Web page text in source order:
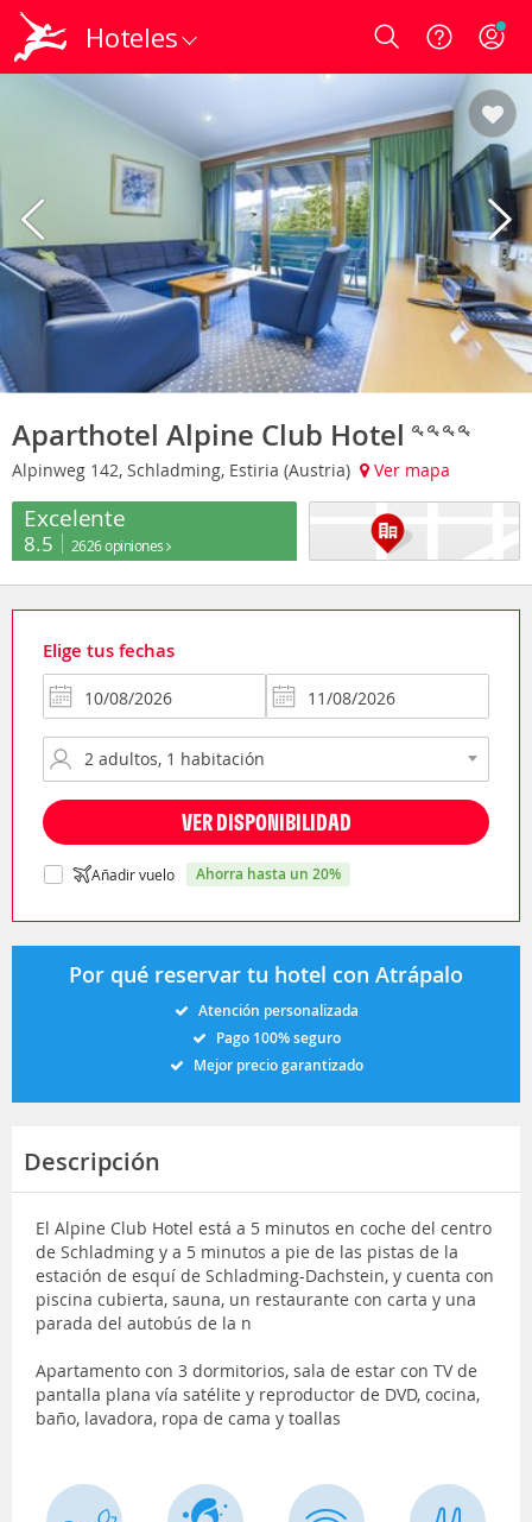
Hoteles Login
Aparthotel Alpine Club Hotel
Alpinweg 142, Schladming, Estiria (Austria) Ver mapa
Excelente
8.5 2626 opiniones
Elige tus fechas
VER DISPONIBILIDAD
Añadir vuelo ahorra hasta un 20%
Por qué reservar tu hotel con Atrápalo
Atención personalizada
Pago 100% seguro
Mejor precio garantizado
Descripción
El Alpine Club Hotel está a 5 minutos en coche del centro
de Schladming y a 5 minutos a pie de las pistas de la
estación de esquí de Schladming-Dachstein, y cuenta con
piscina cubierta, sauna, un restaurante con carta y una
parada del autobús de la n
Apartamento con 3 dormitorios, sala de estar con TV de
pantalla plana vía satélite y reproductor de DVD, cocina,
baño, lavadora, ropa de cama y toallas